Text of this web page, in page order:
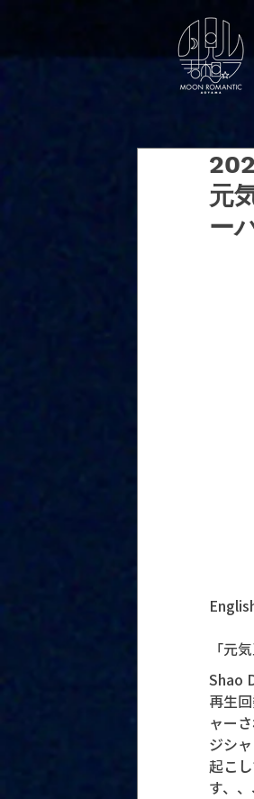
元
ー
「元
Shao
再生
ャー
ジシ
起こ
す、